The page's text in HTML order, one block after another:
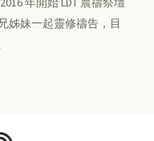
姊妹一起靈修禱告，目